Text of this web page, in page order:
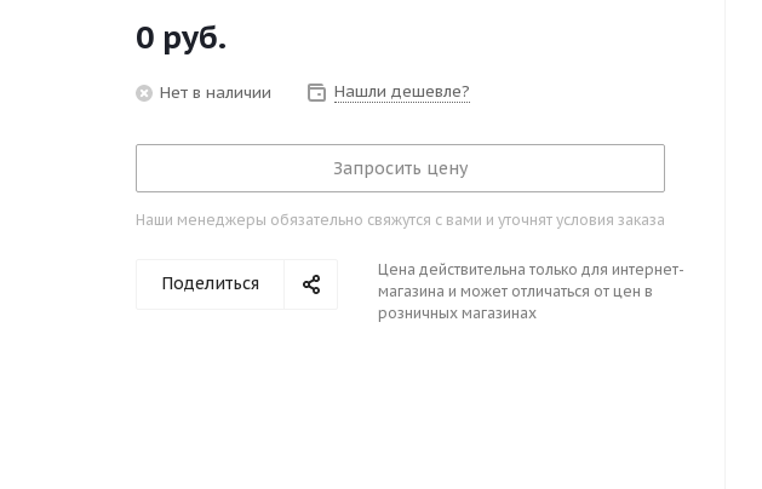
0 руб.
Нет в наличии Нашли дешевле?
Запросить цену
Наши менеджеры обязательно свяжутся с вами и уточнят условия заказа
Поделиться
Цена действительна только для интернет-
магазина и может отличаться от цен в
розничных магазинах